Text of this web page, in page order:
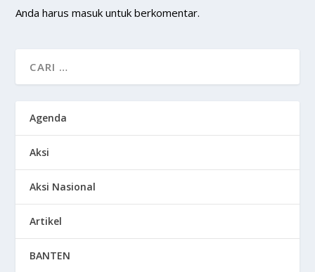
Anda harusmasuk untuk berkomentar.
Agenda
Aksi
Aksi Nasional
Artikel
BANTEN